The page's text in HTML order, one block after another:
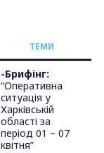
TЕМИ
-Брифінг:
“Оперативна
ситуація у
Харківській
області за
період 01 – 07
квітня”